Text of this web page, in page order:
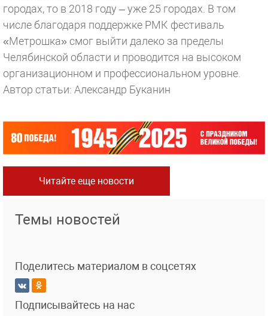
городах, то в 2018 году – уже 25 городах. В том
числе благодаря поддержке РМК фестиваль
«Метрошка» смог выйти далеко за пределы
Челябинской области и проводится на высоком
организационном и профессиональном уровне.
Автор статьи: Александр Буканин
Читайте еще новости
Темы новостей
Поделитесь материалом в соцсетях
Подписывайтесь на нас